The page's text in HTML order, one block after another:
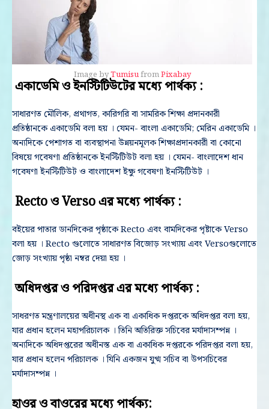
Image byTumisufromPixabay
একাডেমি ও ইনস্টিটিউটের মধ্যে পার্থক্য :
সাধারণত মৌলিক, প্রথাগত, কারিগরি বা সামরিক শিক্ষা প্রদানকারী
প্রতিষ্ঠানকে একাডেমি বলা হয় । যেমন- বাংলা একাডেমি; মেরিন একাডেমি ।
অন্যদিকে পেশাগত বা ব্যবস্থাপনা উন্নয়নমূলক শিক্ষাপ্রদানকারী বা কোনো
বিষয়ে গবেষণা প্রতিষ্ঠানকে ইনস্টিটিউট বলা হয় । যেমন- বাংলাদেশ ধান
গবেষণা ইনস্টিটিউট ও বাংলাদেশ ইক্ষু গবেষণা ইনস্টিটিউট ।
Recto ও Verso এর মধ্যে পার্থক্য :
বইয়ের পাতার ডানদিকের পৃষ্ঠাকে Recto এবং বামদিকের পৃষ্টাকে Verso
বলা হয় । Recto গুলোতে সাধারণত বিজোড় সংখ্যায় এবং Versoগুলোতে
জোড় সংখ্যায় পৃষ্ঠা নম্বর দেয়া হয় ।
অধিদপ্তর ও পরিদপ্তর এর মধ্যে পার্থক্য :
সাধরণত মন্ত্রণালয়ের অধীনস্থ এক বা একাধিক দপ্তরকে অধিদপ্তর বলা হয়,
যার প্রধান হলেন মহাপরিচালক । তিনি অতিরিক্ত সচিবের মর্যাদাসম্পন্ন ।
অন্যদিকে অধিদপ্তরের অধীনস্ত এক বা একাধিক দপ্তরকে পরিদপ্তর বলা হয়,
যার প্রধান হলেন পরিচালক । যিনি একজন যুগ্ম সচিব বা উপসচিবের
মর্যাদাসম্পন্ন ।
হাওর ও বাওরের মধ্যে পার্থক্য: